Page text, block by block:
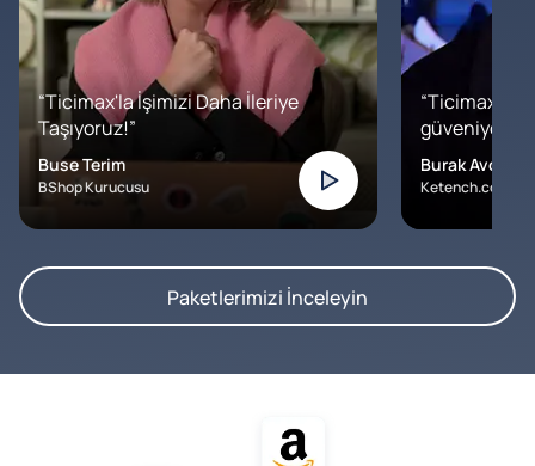
“Ticimax'la İşimizi Daha İleriye
Taşıyoruz!”
Buse Terim
BShop Kurucusu
“Ticimax'a
Burak Avcılar
Ketench.com –
Paketlerimizi İnceleyin